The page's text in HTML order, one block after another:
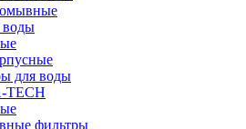
воды
для воды
TECH
фильтры